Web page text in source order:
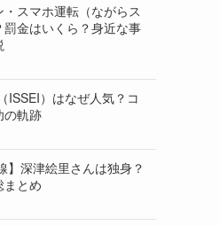
・スマホ運転（ながらス
金はいくら？身近な事
ISSEI）はなぜ人気？コ
の軌跡
】深津絵里さんは独身？
まとめ